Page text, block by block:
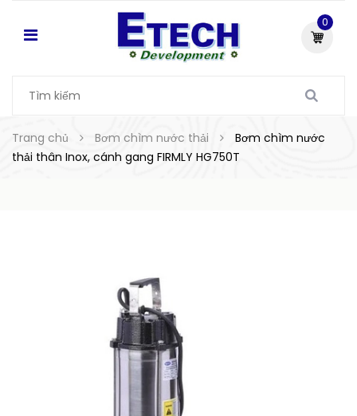
0
Trang chủ Bơm chìm nước thải
Bơm chìm nước
thải thân Inox, cánh gang FIRMLY HG750T